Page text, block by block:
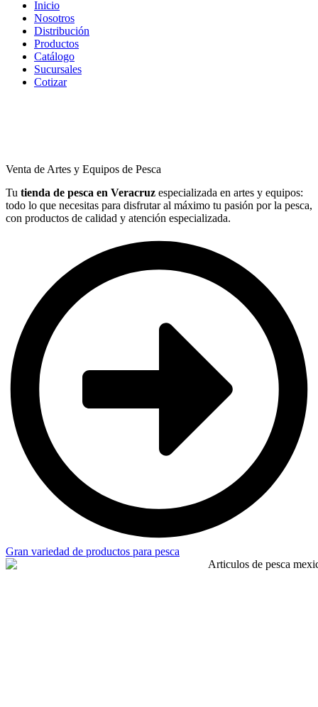
Inicio
Nosotros
Distribución
Productos
Catálogo
Sucursales
Cotizar
Venta de Artes y Equipos de Pesca
Tu tienda de pesca en Veracruz especializada en artes y equipos:
todo lo que necesitas para disfrutar al máximo tu pasión por la pesca,
con productos de calidad y atención especializada.
Gran variedad de productos para pesca